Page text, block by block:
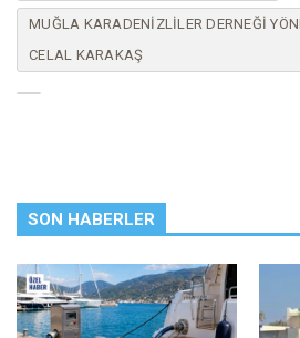
MUĞLA KARADENIZLILER DERNEĞI
CELAL KARAKAŞ
SON HABERLER